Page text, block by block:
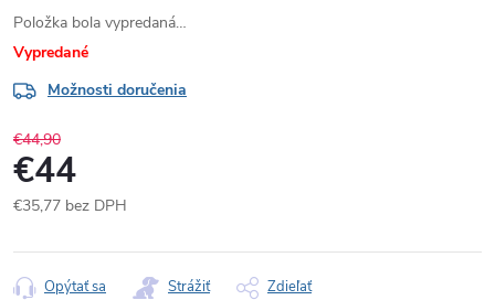
Položka bola vypredaná…
Vypredané
Možnosti doručenia
€44,90
€44
€35,77 bez DPH
cena:
Opýtať sa Strážiť Zdieľať